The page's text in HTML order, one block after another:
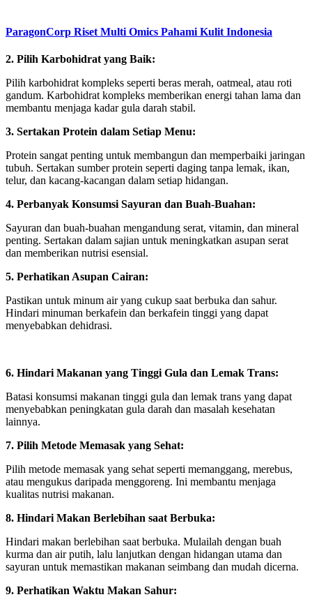
ParagonCorp Riset Multi Omics Pahami Kulit Indonesia
2. Pilih Karbohidrat yang Baik:
Pilih karbohidrat kompleks seperti beras merah, oatmeal, atau roti
gandum. Karbohidrat kompleks memberikan energi tahan lama dan
membantu menjaga kadar gula darah stabil.
3. Sertakan Protein dalam Setiap Menu:
Protein sangat penting untuk membangun dan memperbaiki jaringan
tubuh. Sertakan sumber protein seperti daging tanpa lemak, ikan,
telur, dan kacang-kacangan dalam setiap hidangan.
4. Perbanyak Konsumsi Sayuran dan Buah-Buahan:
Sayuran dan buah-buahan mengandung serat, vitamin, dan mineral
penting. Sertakan dalam sajian untuk meningkatkan asupan serat
dan memberikan nutrisi esensial.
5. Perhatikan Asupan Cairan:
Pastikan untuk minum air yang cukup saat berbuka dan sahur.
Hindari minuman berkafein dan berkafein tinggi yang dapat
menyebabkan dehidrasi.
6. Hindari Makanan yang Tinggi Gula dan Lemak Trans:
Batasi konsumsi makanan tinggi gula dan lemak trans yang dapat
menyebabkan peningkatan gula darah dan masalah kesehatan
lainnya.
7. Pilih Metode Memasak yang Sehat:
Pilih metode memasak yang sehat seperti memanggang, merebus,
atau mengukus daripada menggoreng. Ini membantu menjaga
kualitas nutrisi makanan.
8. Hindari Makan Berlebihan saat Berbuka:
Hindari makan berlebihan saat berbuka. Mulailah dengan buah
kurma dan air putih, lalu lanjutkan dengan hidangan utama dan
sayuran untuk memastikan makanan seimbang dan mudah dicerna.
9. Perhatikan Waktu Makan Sahur: